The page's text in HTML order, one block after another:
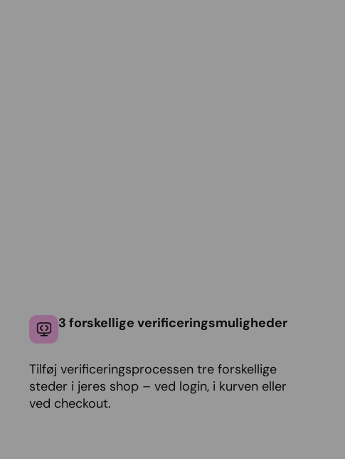
3 forskellige verificeringsmuligheder
Tilføj verificeringsprocessen tre forskellige
steder i jeres shop – ved login, i kurven eller
ved checkout.